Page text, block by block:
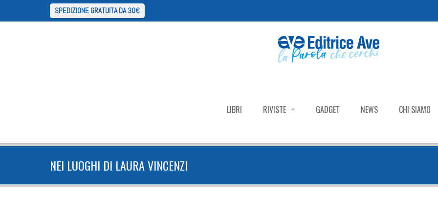
SPEDIZIONE GRATUITA DA 30€
LIBRI RIVISTE GADGET NEWS CHI SIAMO
NEI LUOGHI DI LAURA VINCENZI